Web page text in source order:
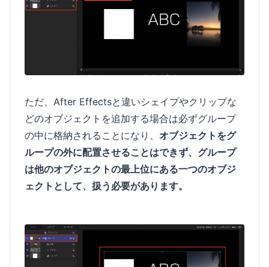
ただ、After Effectsと違いシェイプやクリップな
どのオブジェクトを追加する場合は必ずグループ
の中に格納されることになり、 オブジェクトをグ
ループの外に配置させることはできず、グループ
は他のオブジェクトの最上位にある一つのオブジ
ェクトとして、扱う必要があります。